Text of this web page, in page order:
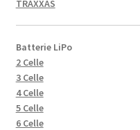
TRAXXAS
Batterie LiPo
2 Celle
3 Celle
4 Celle
5 Celle
6 Celle